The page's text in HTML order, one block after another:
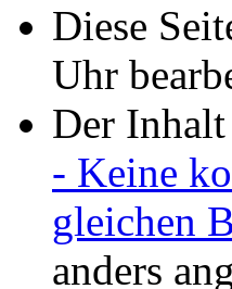
Diese
Uhr
Der
- Keine
gleichen
anders